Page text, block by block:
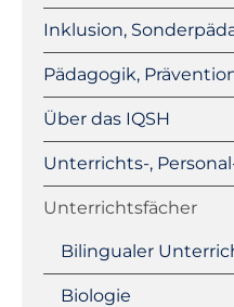
Inklusion,
Pädagogik,
Über das IQSH
Unterrichts-,
Unterrichtsfächer
Bilingualer
Biologie